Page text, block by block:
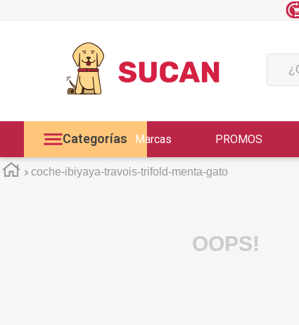
¿Qué
Categorías Marcas PROMOS
coche-ibiyaya-travois-trifold-menta-gato
OOPS!